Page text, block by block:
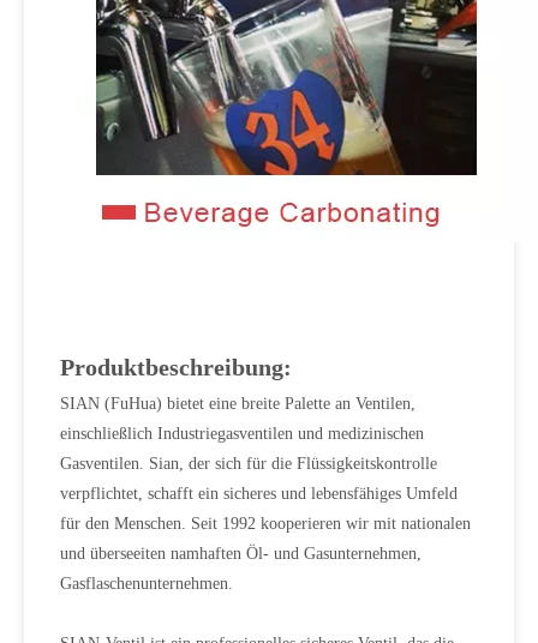
Produktbeschreibung:
SIAN (FuHua) bietet eine breite Palette an Ventilen,
einschließlich Industriegasventilen und medizinischen
Gasventilen. Sian, der sich für die Flüssigkeitskontrolle
verpflichtet, schafft ein sicheres und lebensfähiges Umfeld
für den Menschen. Seit 1992 kooperieren wir mit nationalen
und überseeiten namhaften Öl- und Gasunternehmen,
Gasflaschenunternehmen.